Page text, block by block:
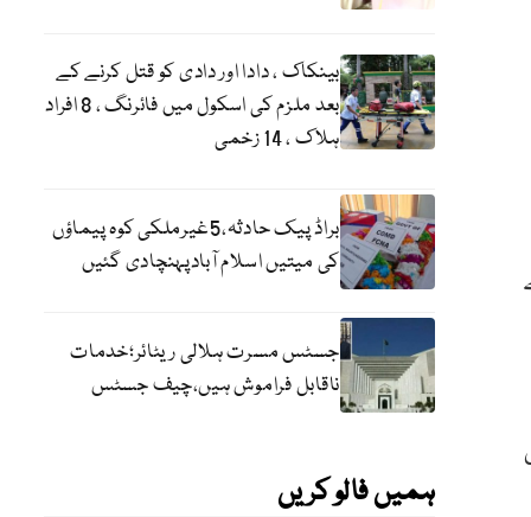
بینکاک ، دادا اور دادی کو قتل کرنے کے
بعد ملزم کی اسکول میں فائرنگ ، 8 افراد
ہلاک ، 14 زخمی
براڈ پیک حادثہ،5غیرملکی کوہ پیماؤں
کی میتیں اسلام آبادپہنچادی گئیں
جسٹس مسرت ہلالی ریٹائر؛خدمات
ناقابل فراموش ہیں،چیف جسٹس
ہمیں فالو کریں